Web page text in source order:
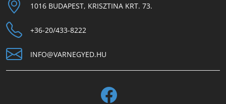
1016 BUDAPEST, KRISZTINA KRT. 73.
+36-20/433-8222
INFO@VARNEGYED.HU